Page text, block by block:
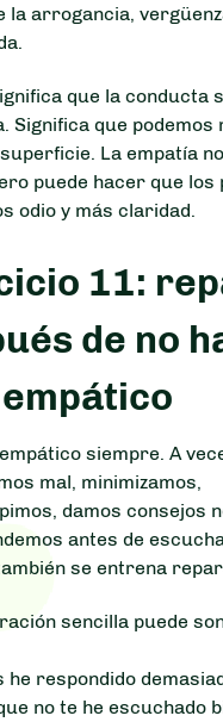
la arrogancia,
que la conducta
Significa que
La empatía
puede hacer que los
odio y más claridad.
11:
de no
siempre. A
mal, minimizamos,
damos consejos
antes de
se entrena
sencilla puede
he respondido
no te he escuchado